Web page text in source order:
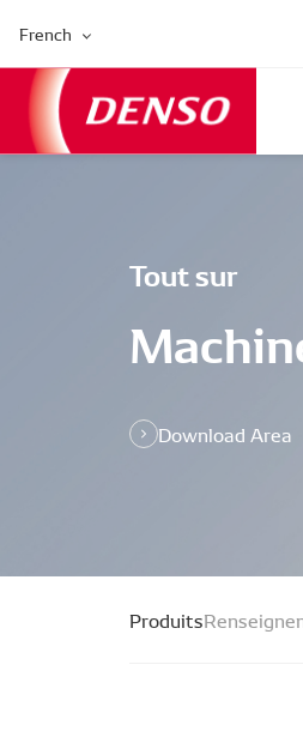
French
Tout sur
Download Area
Produits